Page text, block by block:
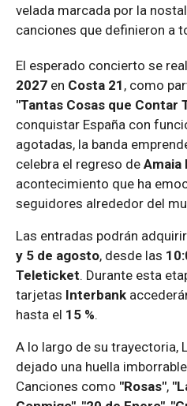
velada marcada por la
canciones que definieron a
El esperado concierto se
2027 en Costa 21 , como
"Tantas Cosas que Contar
conquistar España con
agotadas, la banda
celebra el regreso de Amaia
acontecimiento que ha
seguidores alrededor del
Las entradas podrán
y 5 de agosto, desde las
Teleticket. Durante esta
tarjetas Interbank
hasta el 15 %.
A lo largo de su trayectoria,
dejado una huella
Canciones como "Rosas",